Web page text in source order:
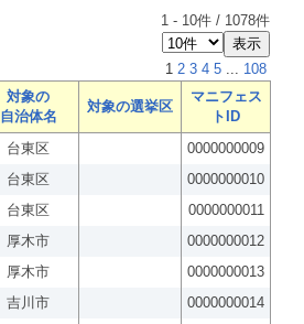
1 - 10件 / 1078件
1 2 3 4 5 ... 108
対象の
自治体名
対象の選挙区
マニフェス
トID
台東区
0000000009
台東区
0000000010
台東区
0000000011
厚木市
0000000012
厚木市
0000000013
吉川市
0000000014